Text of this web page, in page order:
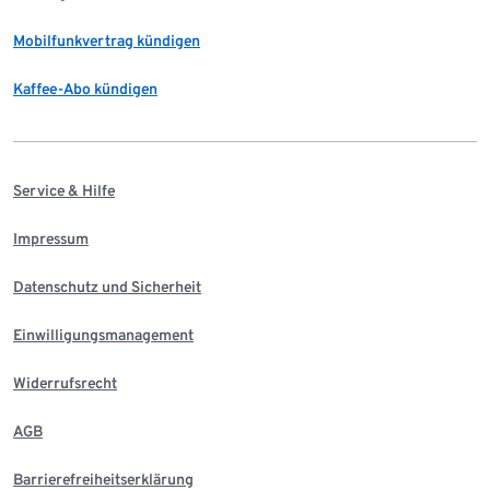
Mobilfunkvertrag kündigen
Kaffee-Abo kündigen
Service & Hilfe
Impressum
Datenschutz und Sicherheit
Einwilligungsmanagement
Widerrufsrecht
AGB
Barrierefreiheitserklärung